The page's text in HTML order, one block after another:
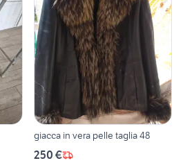
giacca in vera pelle taglia 48
250 €